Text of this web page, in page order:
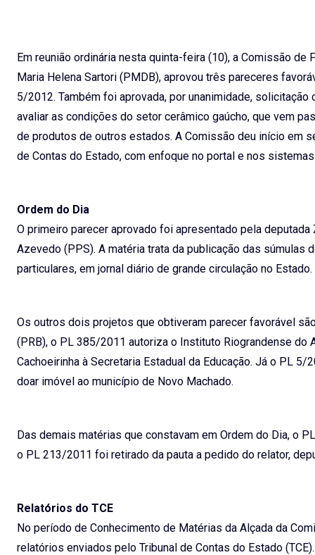
Em reunião ordinária nesta quinta-feira (10), a Comissão
Maria Helena Sartori (PMDB), aprovou três pareceres
5/2012. Também foi aprovada, por unanimidade,
avaliar as condições do setor cerâmico gaúcho, que vem
de produtos de outros estados. A Comissão deu início em
de Contas do Estado, com enfoque no portal e nos
Ordem do Dia
O primeiro parecer aprovado foi apresentado pela
Azevedo (PPS). A matéria trata da publicação das
particulares, em jornal diário de grande circulação no Estado.
Os outros dois projetos que obtiveram parecer favorável
(PRB), o PL 385/2011 autoriza o Instituto Riograndense
Cachoeirinha à Secretaria Estadual da Educação. Já o PL
doar imóvel ao município de Novo Machado.
Das demais matérias que constavam em Ordem do Dia, o
o PL 213/2011 foi retirado da pauta a pedido do relator,
Relatórios do TCE
No período de Conhecimento de Matérias da Alçada da
relatórios enviados pelo Tribunal de Contas do Estado